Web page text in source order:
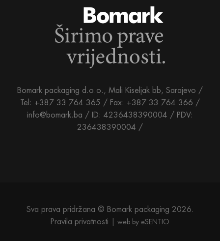
Bomark packaging d.o.o., Mali Kiseljak bb, Sarajevo /
Tel: +387 33 764 365 / Fax: +387 33 764 366 /
info@bomark.ba / ID: 4236438390004 / PDV:
236438390004 /
Sva prava pridržana © Bomark packaging 2026.
Pravila privatnosti
web by eSENTIO